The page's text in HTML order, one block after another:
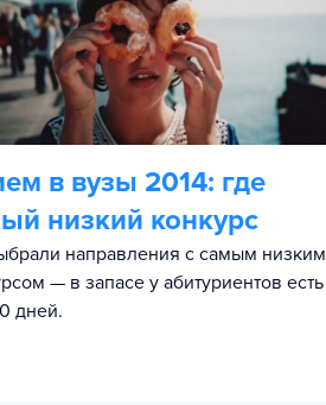
в вузы 2014: где
низкий конкурс
направления с самым низким
— в запасе у абитуриентов есть
дней.